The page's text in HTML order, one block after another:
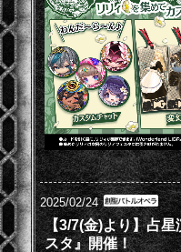
2025/02/24
【3/7(金)より】占
スタ』開催！